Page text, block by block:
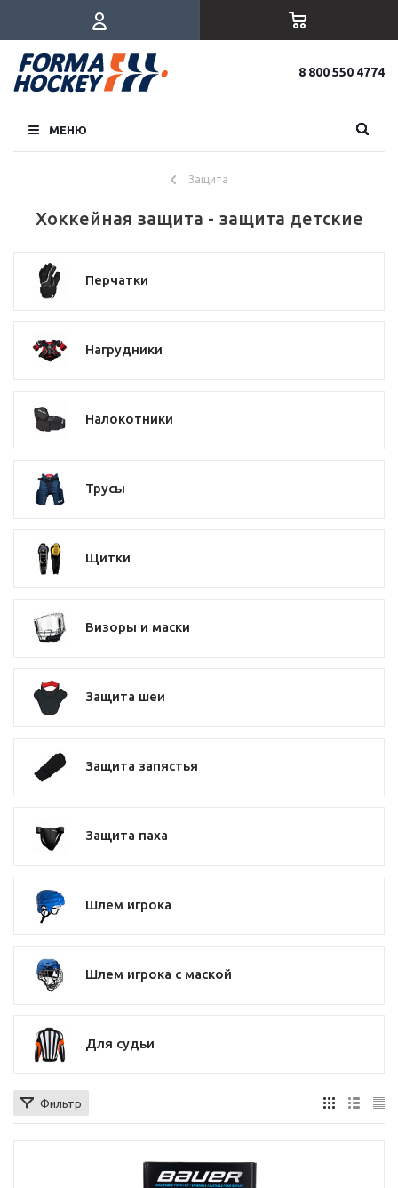
8 800 550 4774
МЕНЮ
Защита
Хоккейная защита - защита детские
Перчатки
Нагрудники
Налокотники
Трусы
Щитки
Визоры и маски
Защита шеи
Защита запястья
Защита паха
Шлем игрока
Шлем игрока с маской
Для судьи
Фильтр